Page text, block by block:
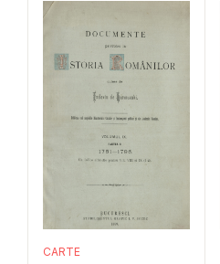
CARTE